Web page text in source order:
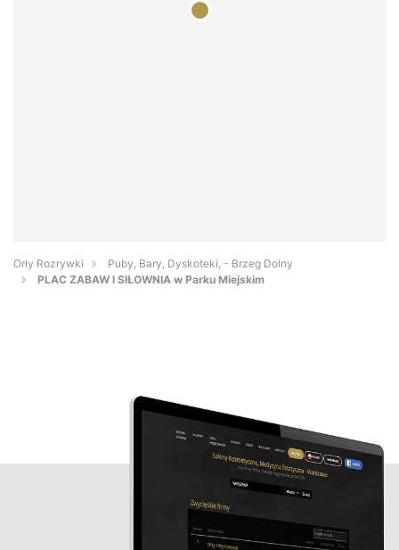
Orły Rozrywki
Puby, Bary, Dyskoteki, - Brzeg Dolny
PLAC ZABAW I SIŁOWNIA w Parku Miejskim